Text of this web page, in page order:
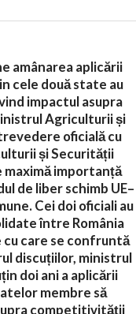
2026
amânarea aplicării
cele două state au
impactul asupra
Agriculturii și
oficială cu
și Securității
maximă importanță
de liber schimb UE–
Cei doi oficiali au
între România
care se confruntă
discuțiilor, ministrul
doi ani a aplicării
membre să
competitivității